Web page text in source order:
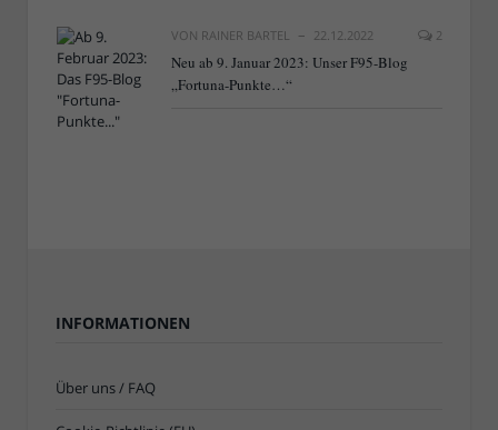
VON RAINER BARTEL 22.12.2022 2
Neu ab 9. Januar 2023: Unser F95-Blog
„Fortuna-Punkte…“
INFORMATIONEN
Über uns / FAQ